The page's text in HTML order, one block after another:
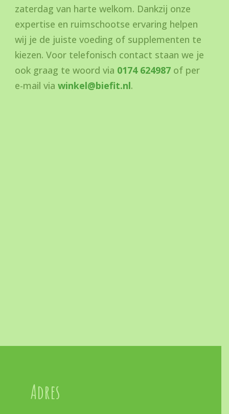
zaterdag van harte welkom. Dankzij onze
expertise en ruimschootse ervaring helpen
wij je de juiste voeding of supplementen te
kiezen. Voor telefonisch contact staan we je
ook graag te woord via 0174 624987of per
e-mail via winkel@biefit.nl.
Adres